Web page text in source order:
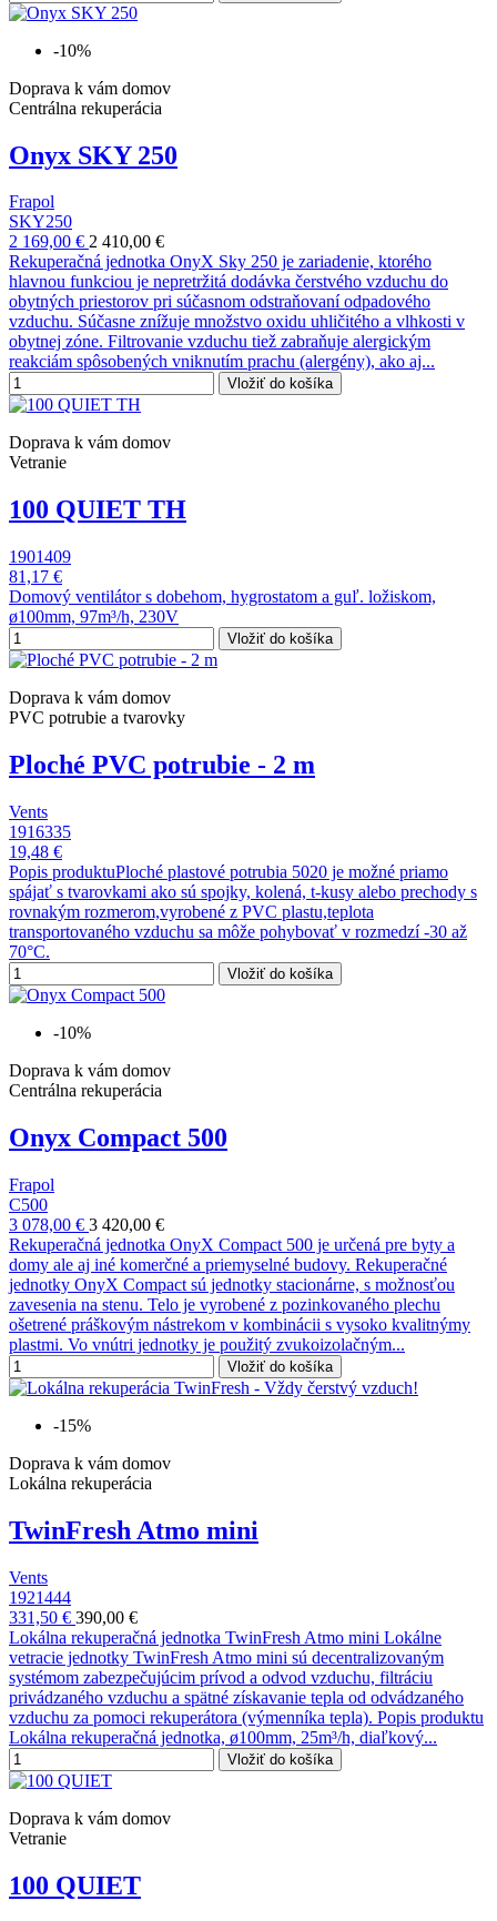
-10%
Doprava k vám domov
Centrálna rekuperácia
Onyx SKY 250
Frapol
SKY250
2 169,00 € 2 410,00 €
Rekuperačná jednotka OnyX Sky 250 je zariadenie, ktorého
hlavnou funkciou je nepretržitá dodávka čerstvého vzduchu do
obytných priestorov pri súčasnom odstraňovaní odpadového
vzduchu. Súčasne znížuje množstvo oxidu uhličitého a vlhkosti v
obytnej zóne. Filtrovanie vzduchu tiež zabraňuje alergickým
reakciám spôsobených vniknutím prachu (alergény), ako aj...
Vložiť do košíka
Doprava k vám domov
Vetranie
100 QUIET TH
1901409
81,17 €
Domový ventilátor s dobehom, hygrostatom a guľ. ložiskom,
ø100mm, 97m³/h, 230V
Vložiť do košíka
Doprava k vám domov
PVC potrubie a tvarovky
Ploché PVC potrubie - 2 m
Vents
1916335
19,48 €
Popis produktuPloché plastové potrubia 5020 je možné priamo
spájať s tvarovkami ako sú spojky, kolená, t-kusy alebo prechody s
rovnakým rozmerom,vyrobené z PVC plastu,teplota
transportovaného vzduchu sa môže pohybovať v rozmedzí -30 až
70°C.
Vložiť do košíka
-10%
Doprava k vám domov
Centrálna rekuperácia
Onyx Compact 500
Frapol
C500
3 078,00 € 3 420,00 €
Rekuperačná jednotka OnyX Compact 500 je určená pre byty a
domy ale aj iné komerčné a priemyselné budovy. Rekuperačné
jednotky OnyX Compact sú jednotky stacionárne, s možnosťou
zavesenia na stenu. Telo je vyrobené z pozinkovaného plechu
ošetrené práškovým nástrekom v kombinácii s vysoko kvalitnýmy
plastmi. Vo vnútri jednotky je použitý zvukoizolačným...
Vložiť do košíka
-15%
Doprava k vám domov
Lokálna rekuperácia
TwinFresh Atmo mini
Vents
1921444
331,50 € 390,00 €
Lokálna rekuperačná jednotka TwinFresh Atmo mini Lokálne
vetracie jednotky TwinFresh Atmo mini sú decentralizovaným
systémom zabezpečujúcim prívod a odvod vzduchu, filtráciu
privádzaného vzduchu a spätné získavanie tepla od odvádzaného
vzduchu za pomoci rekuperátora (výmenníka tepla). Popis produktu
Lokálna rekuperačná jednotka, ø100mm, 25m³/h, diaľkový...
Vložiť do košíka
Doprava k vám domov
Vetranie
100 QUIET